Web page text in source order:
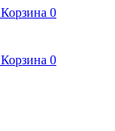
Корзина 0
Корзина 0